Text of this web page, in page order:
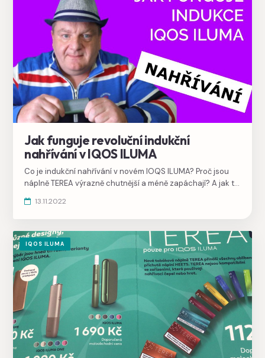
Jak funguje revoluční indukční
nahřívání v IQOS ILUMA
Co je indukční nahřívání v novém IOQS ILUMA? Proč jsou
náplně TEREA výrazně chutnější a méně zapáchají? A jak to
13.11.2022
IQOS ILUMA